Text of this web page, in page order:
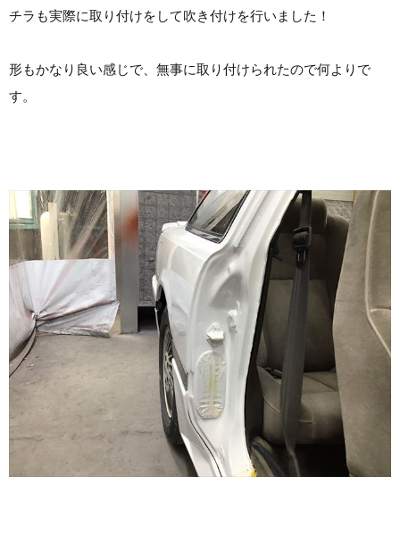
チラも実際に取り付けをして吹き付けを行いました！
形もかなり良い感じで、無事に取り付けられたので何よりで
す。